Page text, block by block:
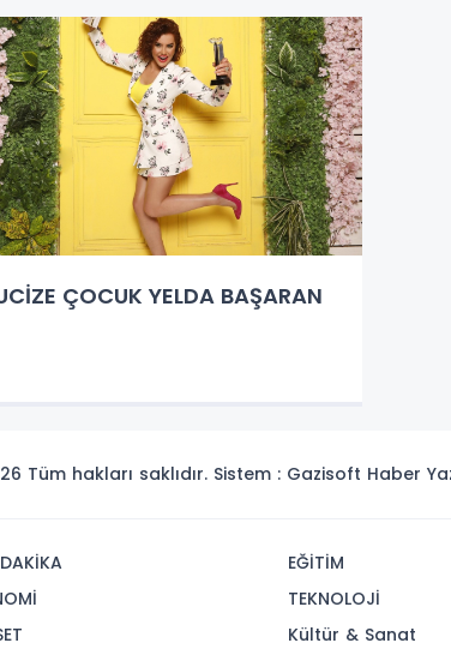
ÇOCUK YELDA BAŞARAN
Tüm hakları saklıdır. Sistem : Gazisoft Haber
EĞİTİM
TEKNOLOJİ
Kültür & Sanat